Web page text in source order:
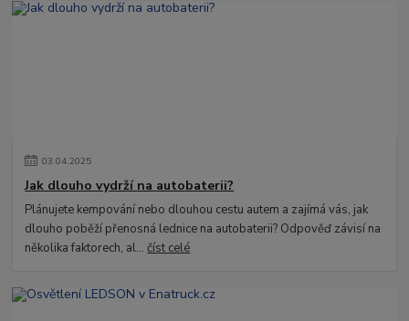
03.04.2025
Jak dlouho vydrží na autobaterii?
Plánujete kempování nebo dlouhou cestu autem a zajímá vás, jak
dlouho poběží přenosná lednice na autobaterii? Odpověď závisí na
několika faktorech, al...číst celé